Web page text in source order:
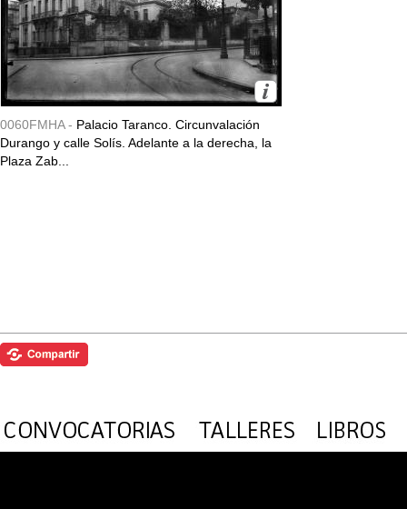
0060FMHA - Palacio Taranco. Circunvalación
Durango y calle Solís. Adelante a la derecha, la
Plaza Zab...